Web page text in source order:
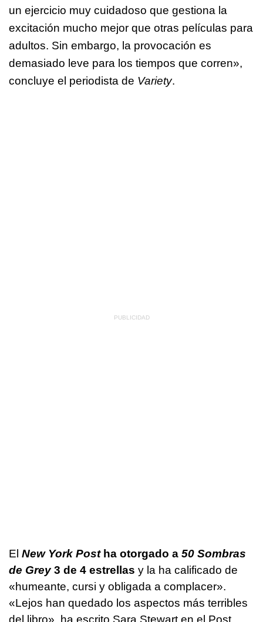
un ejercicio muy cuidadoso que gestiona la
excitación mucho mejor que otras películas para
adultos. Sin embargo, la provocación es
demasiado leve para los tiempos que corren»,
concluye el periodista de Variety.
El New York Postha otorgado a 50 Sombras
de Grey3 de 4 estrellas y la ha calificado de
«humeante, cursi y obligada a complacer».
«Lejos han quedado los aspectos más terribles
del libro», ha escrito Sara Stewart en el Post.